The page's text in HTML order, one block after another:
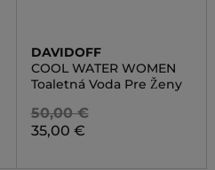
DAVIDOFF
COOL WATER WOMEN
Toaletná Voda Pre Ženy
50,00 €
35,00 €